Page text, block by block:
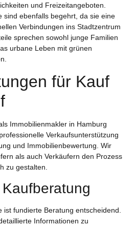
und Freizeitangeboten.
sind ebenfalls begehrt, da sie eine
Verbindungen ins Stadtzentrum
sprechen sowohl junge Familien
urbane Leben mit grünen
für Kauf
Immobilienmakler in Hamburg
Verkaufsunterstützung
und Immobilienbewertung. Wir
als auch Verkäufern den Prozess
zu gestalten.
ist fundierte Beratung entscheidend.
Informationen zu